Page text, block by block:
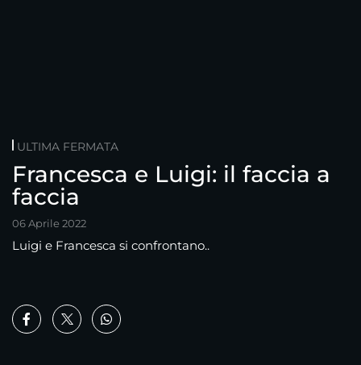
ULTIMA FERMATA
Francesca e Luigi: il faccia a
faccia
06 Aprile 2022
Luigi e Francesca si confrontano..